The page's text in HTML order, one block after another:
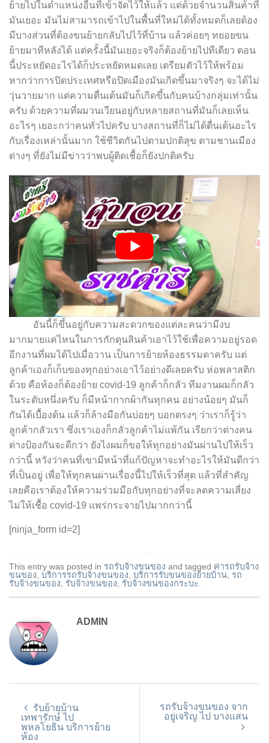
ย้ายไปในตำแหน่งอื่นที่เข้าจัดไว้ให้แล้ว แต่ด้วยจำนวนสินค้าที่
มันเยอะ มันไม่สามารถเข้าไปในพื้นที่ใหม่ได้ทั้งหมดก็เลยต้อง
มีบางส่วนที่ต้องขนย้ายกลับไปไว้ที่บ้าน แล้วค่อยๆ ทยอยขน
ย้ายมาทีหลังได้ แต่ครั้งนี้มันเยอะจริงก็ต้องย้ายไปทีเดียว ตอน
นี้ประหยัดอะไรได้ก็ประหยัดหมดเลย เตรียมตัวไว้ให้พร้อม
หากว่าการปิดประเทศหรือปิดเมืองมันเกิดขึ้นมาจริงๆ จะได้ไม่
วุ่นวายมาก แต่ความตื่นเต้นมันก็เกิดขึ้นกับคนบ้างกลุ่มเท่านั้น
ครับ ด้วยความที่ผมวนเวียนอยู่กับหลายสถานที่มันก็เลยเห็น
อะไรๆ เยอะกว่าคนทั่วไปครับ บางสถานที่ก็ไม่ได้ตื่นเต้นอะไร
กับเรื่องเหล่านั้นมาก ใช้ชีวิตกันไปตามปกติสุข ตามชานเมือง
ต่างๆ ที่ยังไม่มีข่าวว่าพบผู้ติดเชื้อก็ยังปกติครับ
อันนี้ก็ขึ้นอยู่กับความสะดวกของแต่ละคนว่ามีงบ
มากมายแค่ไหนในการกักตุนสินค้าเอาไว้ใช้เพื่อความอยู่รอด
อีกงานที่ผมได้ไปเมื่อวาน เป็นการย้ายห้องธรรมดาครับ แต่
ลูกค้าเองก็เก็บของทุกอย่างเอาไว้อย่างดีเลยครับ ห่อพลาสติก
ด้วย คือห้องก็ต้องย้าย covid-19 ลูกค้าก็กลัว ทีมงานผมก็กลัว
ในระดับหนึ่งครับ ก็มีหน้ากากผ้ากันทุกคน อย่างน้อยๆ มันก็
กันได้เบื้องต้น แล้วก็ล้างมือกันบ่อยๆ บอกตรงๆ ว่าเราก็รู้ว่า
ลูกค้ากลัวเรา ซึ่งเราเองก็กลัวลูกค้าไม่แพ้กัน เรียกว่าต่างคน
ต่างป้องกันจะดีกว่า ยังไงผมก็ขอให้ทุกอย่างมันผ่านไปให้เร็ว
กว่านี้ หวังว่าคนที่เขามีหน้าที่แก้ปัญหาจะทำอะไรให้มันดีกว่า
ที่เป็นอยู่ เพื่อให้ทุกคนผ่านเรื่องนี้ไปให้เร็วที่สุด แล้วที่สำคัญ
เลยคือเราต้องให้ความร่วมมือกับทุกอย่างที่จะลดความเสี่ยง
ไม่ให้เชื้อ covid-19 แพร่กระจายไปมากกว่านี้
[ninja_form id=2]
This entry was posted in รถรับจ้างขนของ and tagged ค่ารถรับจ้าง
ขนของ บริการรถรับจ้างขนของ บริการรับขนของย้ายบ้าน รถ
รับจ้างขนของ
รับจ้างขนของ รับจ้างขนของกระบะ
ADMIN
รับย้ายบ้าน
เทพารักษ์ ไป
พหลโยธิน บริการย้าย
ห้อง
รถรับจ้างขนของ จาก
อยู่เจริญ ไป บางแสน